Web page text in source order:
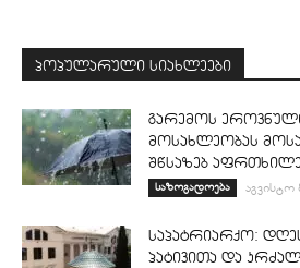
პოპულარული სიახლეები
გარემოს
მოსახლეობას
შწსაზებ
საზოგადოება აგვისტო
საპატრიარქო:
პატივითა და